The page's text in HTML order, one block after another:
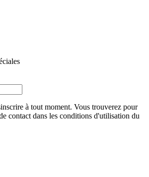
à tout moment. Vous trouverez pour
contact dans les conditions d'utilisation du